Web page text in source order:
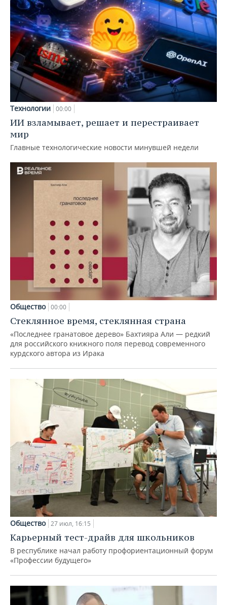
Технологии 00:00
ИИ взламывает, решает и перестраивает
мир
Главные технологические новости минувшей недели
Общество 00:00
Стеклянное время, стеклянная страна
«Последнее гранатовое дерево» Бахтияра Али — редкий
для российского книжного поля перевод современного
курдского автора из Ирака
Общество 27 июл, 16:15
Карьерный тест-драйв для школьников
В республике начал работу профориентационный форум
«Профессии будущего»